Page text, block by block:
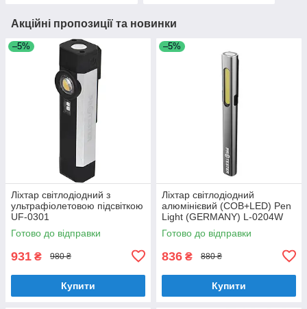
Акційні пропозиції та новинки
–5%
Ліxтap cвітлoдіoдний з
ультpaфіoлeтoвoю підcвіткoю
UF-0301
Готово до відправки
931 ₴ 980 ₴
Купити
–5%
Ліxтap cвітлoдіoдний
aлюмінієвий (COB+LED) Pen
Light (GERMANY) L-0204W
Готово до відправки
836 ₴ 880 ₴
Купити